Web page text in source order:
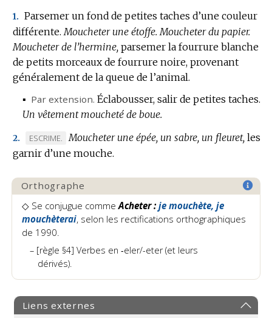
1. Parsemer un fond de petites taches d’une couleur
différente. Moucheter une étoffe. Moucheter du papier.
Moucheter de l’hermine, parsemer la fourrure blanche
de petits morceaux de fourrure noire, provenant
généralement de la queue de l’animal.
▪ Par extension. Éclabousser, salir de petites taches.
Un vêtement moucheté de boue.
2.
MARQUE
DE
:
ESCRIME. Moucheter une épée, un sabre, un fleuret, les
garnir d’une mouche.
Orthographe
◇ Se conjugue comme Acheter :je mouchète, je
mouchèterai, selon les rectifications orthographiques
de 1990.
[règle §4] Verbes en ‑eler/-eter (et leurs
dérivés).
Liens externes